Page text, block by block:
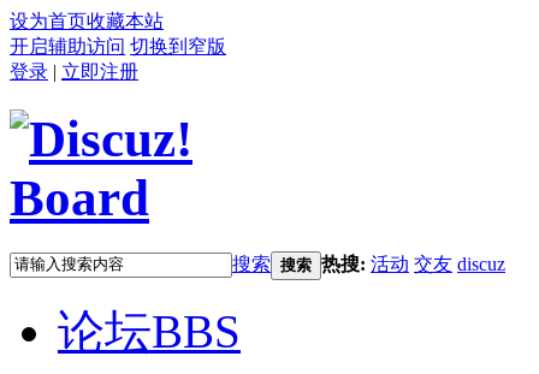
设为首页收藏本站
开启辅助访问 切换到窄版
登录 | 立即注册
搜索 搜索 热搜: 活动 交友 discuz
论坛BBS